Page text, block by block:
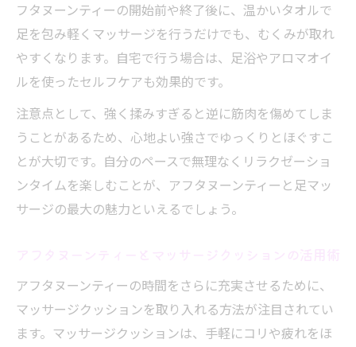
フタヌーンティーの開始前や終了後に、温かいタオルで
足を包み軽くマッサージを行うだけでも、むくみが取れ
やすくなります。自宅で行う場合は、足浴やアロマオイ
ルを使ったセルフケアも効果的です。
注意点として、強く揉みすぎると逆に筋肉を傷めてしま
うことがあるため、心地よい強さでゆっくりとほぐすこ
とが大切です。自分のペースで無理なくリラクゼーショ
ンタイムを楽しむことが、アフタヌーンティーと足マッ
サージの最大の魅力といえるでしょう。
アフタヌーンティーの時間をさらに充実させるために、
マッサージクッションを取り入れる方法が注目されてい
ます。マッサージクッションは、手軽にコリや疲れをほ